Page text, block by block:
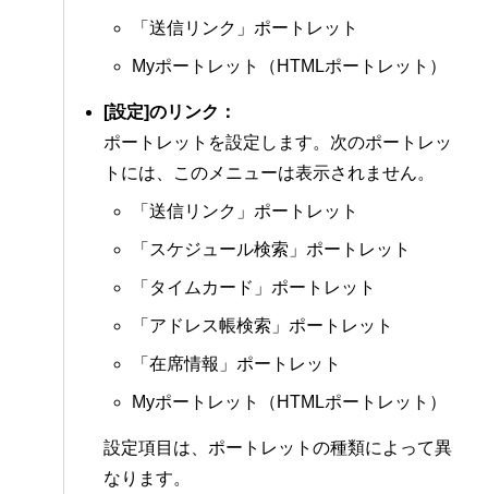
「送信リンク」ポートレット
Myポートレット（HTMLポートレット）
[設定]のリンク：
ポートレットを設定します。次のポートレッ
トには、このメニューは表示されません。
「送信リンク」ポートレット
「スケジュール検索」ポートレット
「タイムカード」ポートレット
「アドレス帳検索」ポートレット
「在席情報」ポートレット
Myポートレット（HTMLポートレット）
設定項目は、ポートレットの種類によって異
なります。